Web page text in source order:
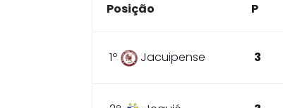
Posição P
1º Jacuipense 3